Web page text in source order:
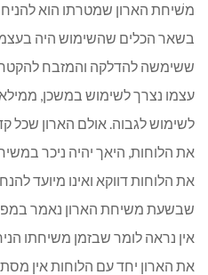
משׁיחת הארון שמטרתו הוא
בשאר הכלים שהשימוש היה
ששימשה להדלקה והמזבח להקטרה
עצמו נצרך לשימוש במשכן,
לשימוש לגבוה. אולם הארון שכל
את הלוחות, היאך יהיה ניכר
את הלוחות דווקא ואינו מיועד
שבשעת משיחת הארון נאמר
אין נראה לומר שבזמן משיחתו
את הארון יחד עם הלוחות אין